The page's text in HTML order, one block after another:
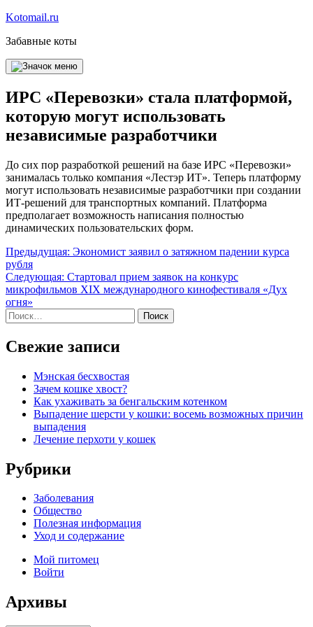
Перейти
содержимому
Kotomail.ru
Забавные коты
ИРС «Перевозки» стала платформой,
которую могут использовать
независимые разработчики
До сих пор разработкой решений на базе ИРС «Перевозки»
занималась только компания «Лестэр ИТ». Теперь платформу
могут использовать независимые разработчики при создании
ИТ-решений для транспортных компаний. Платформа
предполагает возможность написания полностью
динамических пользовательских форм.
Навигация
по
записям
Предыдущая: Экономист заявил о затяжном падении курса
рубля
Следующая: Стартовал прием заявок на конкурс
микрофильмов XIX международного кинофестиваля «Дух
огня»
Найти:
Свежие записи
Мэнская бесхвостая
Зачем кошке хвост?
Как ухаживать за бенгальским котенком
Выпадение шерсти у кошки: восемь возможных причин
выпадения
Лечение перхоти у кошек
Рубрики
Заболевания
Общество
Полезная информация
Уход и содержание
Мой питомец
Войти
Архивы